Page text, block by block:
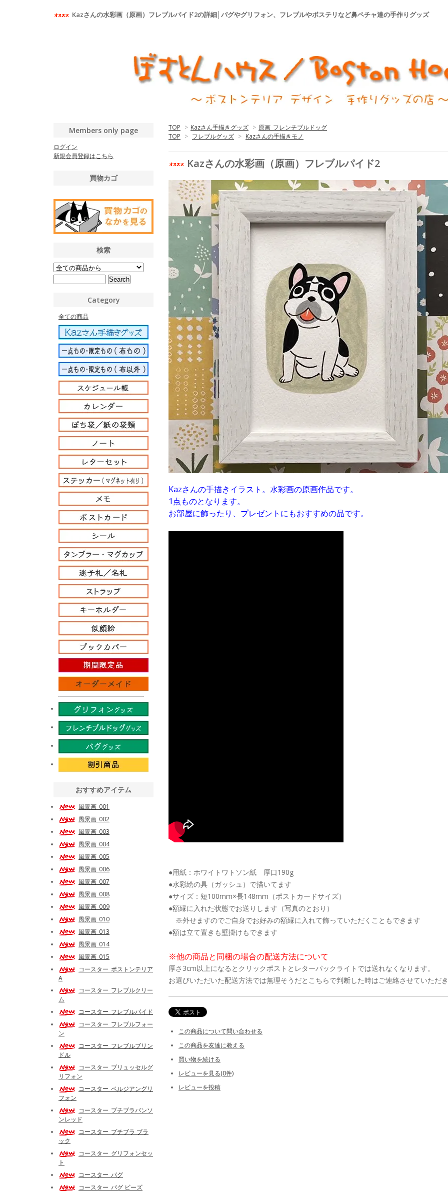
Kazさんの水彩画（原画）フレブルパイド2の詳細│パグやグリフォン、フレブルやボステリなど鼻ペチャ達の手作りグッズ
TOP > Kazさん手描きグッズ > 原画_フレンチブルドッグ
TOP > フレブルグッズ > Kazさんの手描きモノ
Kazさんの水彩画（原画）フレブルパイド2
Kazさんの手描きイラスト。水彩画の原画作品です。
1点ものとなります。
お部屋に飾ったり、プレゼントにもおすすめの品です。
●用紙：ホワイトワトソン紙 厚口190g
●水彩絵の具（ガッシュ）で描いてます
●サイズ：短100mm×長148mm（ポストカードサイズ）
●額縁に入れた状態でお送りします（写真のとおり）
※外せますのでご自身でお好みの額縁に入れて飾っていただくこともできます
●額は立て置きも壁掛けもできます
※他の商品と同梱の場合の配送方法について
厚さ3cm以上になるとクリックポストとレターパックライトでは送れなくなります。
お選びいただいた配送方法では無理そうだとこちらで判断した時はご連絡させていただ
この商品について問い合わせる
この商品を友達に教える
買い物を続ける
レビューを見る(0件)
レビューを投稿
Members only page
ログイン
新規会員登録はこちら
買物カゴ
検索
Category
全ての商品
おすすめアイテム
風景画_001
風景画_002
風景画_003
風景画_004
風景画_005
風景画_006
風景画_007
風景画_008
風景画_009
風景画_010
風景画_013
風景画_014
風景画_015
コースター_ボストンテリア
A
コースター_フレブルクリー
ム
コースター_フレブルパイド
コースター_フレブルフォー
ン
コースター_フレブルブリン
ドル
コースター_ブリュッセルグ
リフォン
コースター_ベルジアングリ
フォン
コースター_プチブラバンソ
ンレッド
コースター_プチブラ ブラ
ック
コースター_グリフォンセッ
ト
コースター_パグ
コースター_パグ ビーズ